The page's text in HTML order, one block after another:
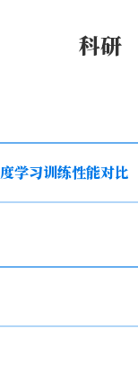
科研
学习训练性能对比